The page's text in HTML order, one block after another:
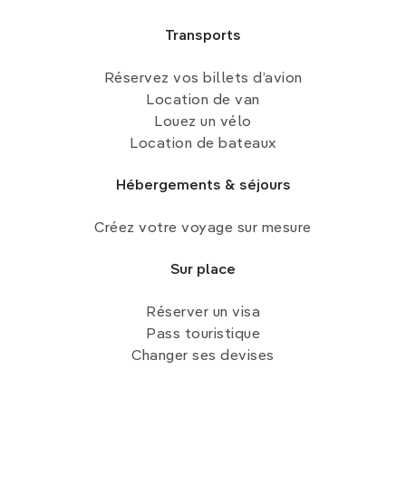
Transports
Réservez vos billets d’avion
Location de van
Louez un vélo
Location de bateaux
Hébergements & séjours
Créez votre voyage sur mesure
Sur place
Réserver un visa
Pass touristique
Changer ses devises